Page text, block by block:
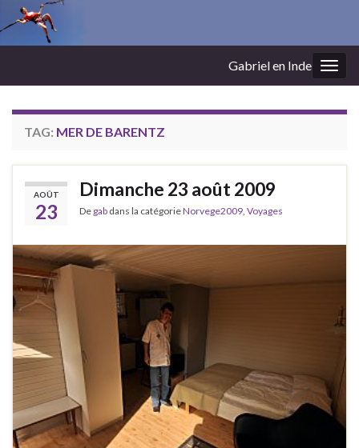
Gabriel en Inde
TAG: MER DE BARENTZ
AOÛT
23
Dimanche 23 août 2009
De gab dans la catégorieNorvege2009, Voyages